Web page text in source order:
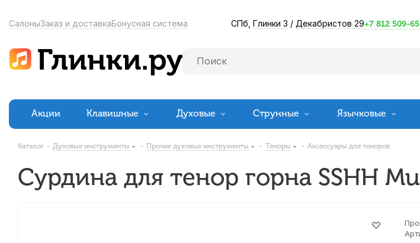
СалоныЗаказ и доставкаБонусная система СПб, Глинки 3 / Декабристов 29+7 812 509-
Акции Клавишные Духовые Струнные Язычковые
Каталог - Духовые инструменты - Прочие духовые инструменты - Теноры - Аксессуары для теноров
Сурдина для тенор горна SSHH